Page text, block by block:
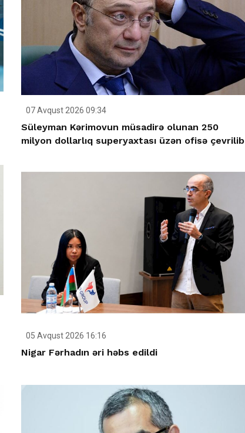
07 Avqust 2026 09:34
Süleyman Kərimovun müsadirə olunan 250
milyon dollarlıq superyaxtası üzən ofisə çevrilib
05 Avqust 2026 16:16
Nigar Fərhadın əri həbs edildi